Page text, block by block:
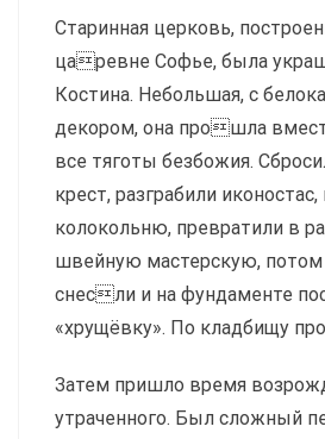
Старинная церковь,
царевне Софье, была
Костина. Небольшая, с
декором, она прошла
все тяготы безбожия.
крест, разграбили
колокольню, превратили в
швейную мастерскую, потом
снесли и на фундаменте
«хрущёвку». По кладбищу
Затем пришло время
утраченного. Был сложный